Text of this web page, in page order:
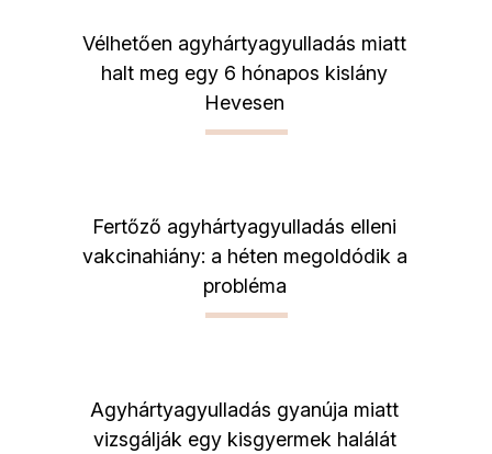
Vélhetően agyhártyagyulladás miatt
halt meg egy 6 hónapos kislány
Hevesen
Fertőző agyhártyagyulladás elleni
vakcinahiány: a héten megoldódik a
probléma
Agyhártyagyulladás gyanúja miatt
vizsgálják egy kisgyermek halálát